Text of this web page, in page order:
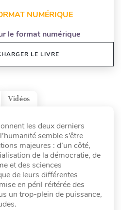
NUMÉRIQUE
le format numérique
LE LIVRE
Vidéos
les deux derniers
semble s’être
majeures : d’un côté,
de la démocratie, de
et des sciences
de leurs différentes
en péril réitérée des
un trop-plein de puissance,